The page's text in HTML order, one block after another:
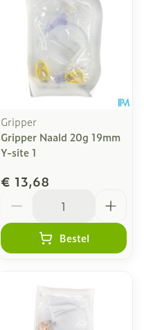
Gripper
Gripper Naald 20g 19mm
Y-site 1
€ 13,68
Bestel